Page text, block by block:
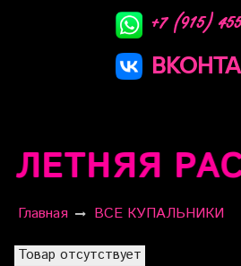
+7 (915)
Главная ВСЕ КУПАЛЬНИКИ
Товар отсутствует